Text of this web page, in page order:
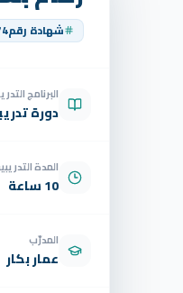
شهادة رقم
البرنامج
دورة
المدة
10 ساعة
المدرّب
عمار بكار